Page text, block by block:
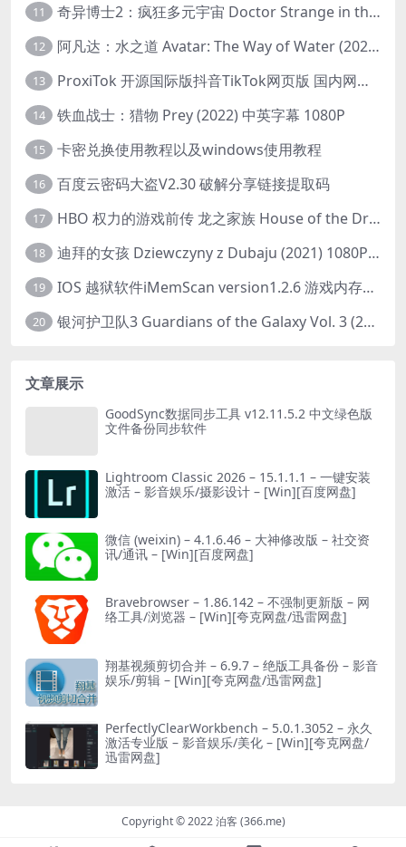
11 奇异博士2：疯狂多元宇宙 Doctor Strange in the Multiverse of Madness (2022) 高清版1080p
12 阿凡达：水之道 Avatar: The Way of Water (2022) 1080p 2k 4k 中文字幕
13 ProxiTok 开源国际版抖音TikTok网页版 国内网络直连
14 铁血战士：猎物 Prey (2022) 中英字幕 1080P
15 卡密兑换使用教程以及windows使用教程
16 百度云密码大盗V2.30 破解分享链接提取码
17 HBO 权力的游戏前传 龙之家族 House of the Dragon (2022) 中字 1080P 更新4集
18 迪拜的女孩 Dziewczyny z Dubaju (2021) 1080P 中字
19 IOS 越狱软件iMemScan version1.2.6 游戏内存修改器
20 银河护卫队3 Guardians of the Galaxy Vol. 3 (2023)4K高清资源1080p只分享精品
文章展示
GoodSync数据同步工具 v12.11.5.2 中文绿色版
文件备份同步软件
Lightroom Classic 2026 – 15.1.1.1 – 一键安装
激活 – 影音娱乐/摄影设计 – [Win][百度网盘]
微信 (weixin) – 4.1.6.46 – 大神修改版 – 社交资
讯/通讯 – [Win][百度网盘]
Bravebrowser – 1.86.142 – 不强制更新版 – 网
络工具/浏览器 – [Win][夸克网盘/迅雷网盘]
翔基视频剪切合并 – 6.9.7 – 绝版工具备份 – 影音
娱乐/剪辑 – [Win][夸克网盘/迅雷网盘]
PerfectlyClearWorkbench – 5.0.1.3052 – 永久
激活专业版 – 影音娱乐/美化 – [Win][夸克网盘/
迅雷网盘]
Copyright © 2022 泊客 (366.me)